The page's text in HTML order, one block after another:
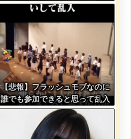
ｗｗｗｗｗｗｗｗｗｗｗｗｗｗ
【悲報】フラッシュモブなのに
誰でも参加できると思って乱入
した結果ｗｗｗｗｗｗｗｗｗｗ